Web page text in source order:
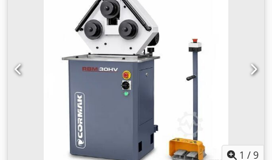
uvjetima. Opremljena kaljenim valjcima i sustavom s
mjernom skalom za podešavanje pritiska gornjeg valjka,
osigurava visoku ponovljivost radijusa savijanja i otpornost
na habanje. Glavne prednosti stroja: * Stroj za savijanje
bez korištenja mandrela – omogućuje savijanje cijevi i
profila bez rizika od deformacije presjeka. * Rad u
vertikalnom ili horizontalnom položaju – mogućnost
prilagodbe tehnološkom rasporedu radne stanice. *
Mehanički pritisak gornjeg valjka s nonijusom – precizno
podešavanje radijusa savijanja. * Velika vlastita masa (485
kg) – osigurava visoku stabilnost i smanjenje vibracija
tijekom savijanja. * Brušeni i kaljeni upravljački valjci – 1 /9